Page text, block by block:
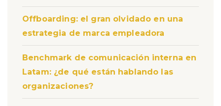
Offboarding: el gran olvidado en una
estrategia de marca empleadora
Benchmark de comunicación interna en
Latam: ¿de qué están hablando las
organizaciones?